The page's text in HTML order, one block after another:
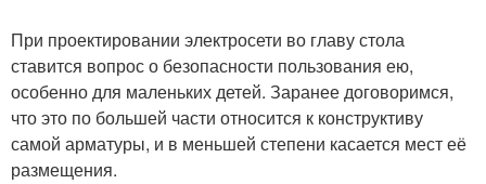
При проектировании электросети во главу стола
ставится вопрос о безопасности пользования ею,
особенно для маленьких детей. Заранее договоримся,
что это по большей части относится к конструктиву
самой арматуры, и в меньшей степени касается мест её
размещения.